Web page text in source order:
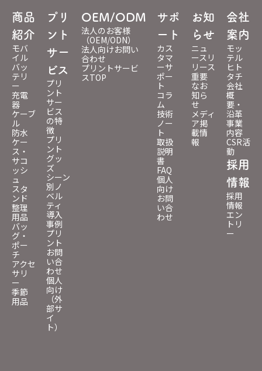
商品
紹介
モバ
イル
バッ
テリ
ー
充電
器
ケーブ
ル
防水
ケー
ス・
サコ
ッシ
ュ
スタ
ンド
整理
用品
バッ
グ・
ポー
チ
アクセ
サリ
ー
季節
用品
プリ
ント
サー
ビス
プリ
ント
サー
ビス
の特
徴
プリ
ント
グッ
ズ
シーン
別ノ
ベル
ティ
導入
事例
プリ
ント
お問
い合
わせ
個人
向け
（外
部サ
イ
ト）
OEM/ODM
法人のお客様
（OEM/ODN）
法人向けお問い
合わせ
プリントサービ
スTOP
サポ
ート
カス
タマ
ーサ
ポー
ト
コラ
ム
技術
ノー
ト
取扱
説明
書
FAQ
個人
向け
お問
い合
わせ
お知
らせ
ニュ
ースリ
リース
重要
なお
知ら
せ
メディ
ア掲
載情
報
会社
案内
モッ
テル
ヒト
タチ
会社
概
要・
沿革
事業
内容
CSR活
動
採用
情報
採用
情報
エン
トリ
ー